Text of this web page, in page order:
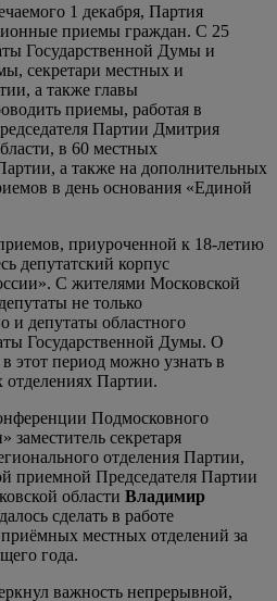
1 декабря, Партия
приемы граждан. С 25
Государственной Думы и
секретари местных и
а также главы
приемы, работая в
Партии Дмитрия
в 60 местных
а также на дополнительных
в день основания «Единой
приуроченной к 18-летию
депутатский корпус
С жителями Московской
не только
и депутаты областного
Государственной Думы. О
этот период можно узнать в
Партии.
Подмосковного
заместитель секретаря
отделения Партии,
приемной Председателя Партии
области Владимир
сделать в работе
местных отделений за
года.
важность непрерывной,